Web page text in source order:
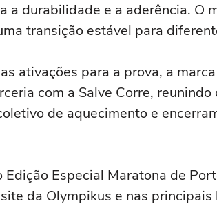
a durabilidade e a aderência. O
transição estável para
ativações para a prova, a
com a Salve Corre,
de aquecimento e
Edição Especial Maratona de
da Olympikus e nas